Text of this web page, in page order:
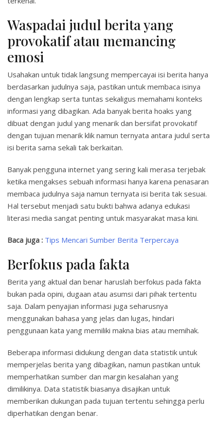
Waspadai judul berita yang
provokatif atau memancing
emosi
Usahakan untuk tidak langsung mempercayai isi berita hanya
berdasarkan judulnya saja, pastikan untuk membaca isinya
dengan lengkap serta tuntas sekaligus memahami konteks
informasi yang dibagikan. Ada banyak berita hoaks yang
dibuat dengan judul yang menarik dan bersifat provokatif
dengan tujuan menarik klik namun ternyata antara judul serta
isi berita sama sekali tak berkaitan.
Banyak pengguna internet yang sering kali merasa terjebak
ketika mengakses sebuah informasi hanya karena penasaran
membaca judulnya saja namun ternyata isi berita tak sesuai.
Hal tersebut menjadi satu bukti bahwa adanya edukasi
literasi media sangat penting untuk masyarakat masa kini.
Baca juga : Tips Mencari Sumber Berita Terpercaya
Berfokus pada fakta
Berita yang aktual dan benar haruslah berfokus pada fakta
bukan pada opini, dugaan atau asumsi dari pihak tertentu
saja. Dalam penyajian informasi juga seharusnya
menggunakan bahasa yang jelas dan lugas, hindari
penggunaan kata yang memiliki makna bias atau memihak.
Beberapa informasi didukung dengan data statistik untuk
memperjelas berita yang dibagikan, namun pastikan untuk
memperhatikan sumber dan margin kesalahan yang
dimilikinya. Data statistik biasanya disajikan untuk
memberikan dukungan pada tujuan tertentu sehingga perlu
diperhatikan dengan benar.